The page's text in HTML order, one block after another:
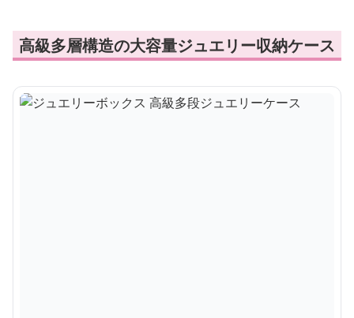
高級多層構造の大容量ジュエリー収納ケース